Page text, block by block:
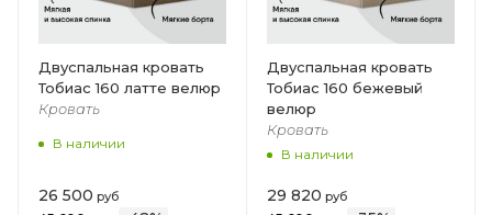
Двуспальная кровать
Тобиас 160 латте велюр
Кровать
В наличии
26 500 руб
Двуспальная кровать
Тобиас 160 бежевый
велюр
Кровать
В наличии
29 820 руб